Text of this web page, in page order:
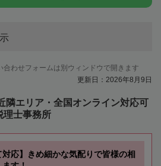
わせフォームは別ウィンドウで開きます
更新日：2026年8月9日
隣エリア・全国オンライン対応可
理士事務所
対応】きめ細かな気配りで皆様の相